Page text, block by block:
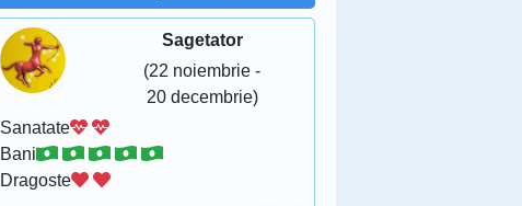
Sagetator
(22 noiembrie -
20 decembrie)
Sanatate
Bani
Dragoste